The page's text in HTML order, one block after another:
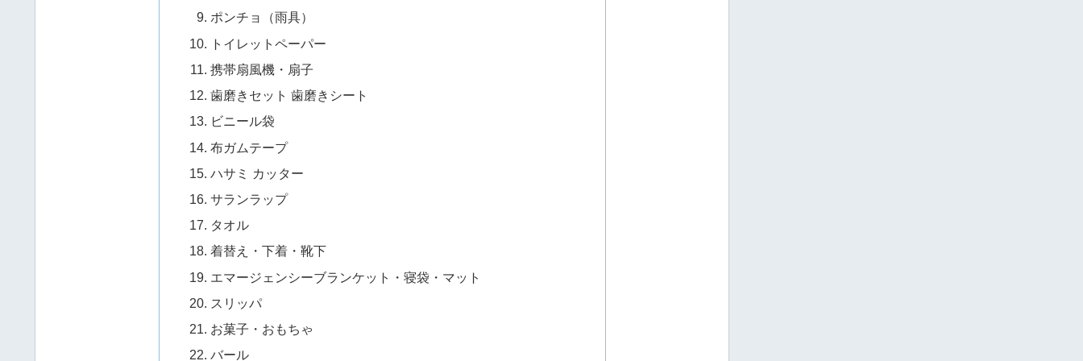
ポンチョ（雨具）
トイレットペーパー
携帯扇風機・扇子
歯磨きセット 歯磨きシート
ビニール袋
布ガムテープ
ハサミ カッター
サランラップ
タオル
着替え・下着・靴下
エマージェンシーブランケット・寝袋・マット
スリッパ
お菓子・おもちゃ
バール